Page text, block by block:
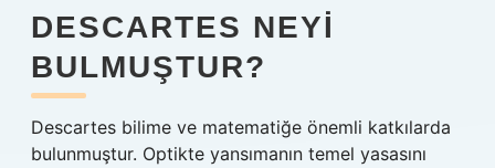
DESCARTES NEYI
BULMUŞTUR?
Descartes bilime ve matematiğe önemli katkılarda
bulunmuştur. Optikte yansımanın temel yasasını